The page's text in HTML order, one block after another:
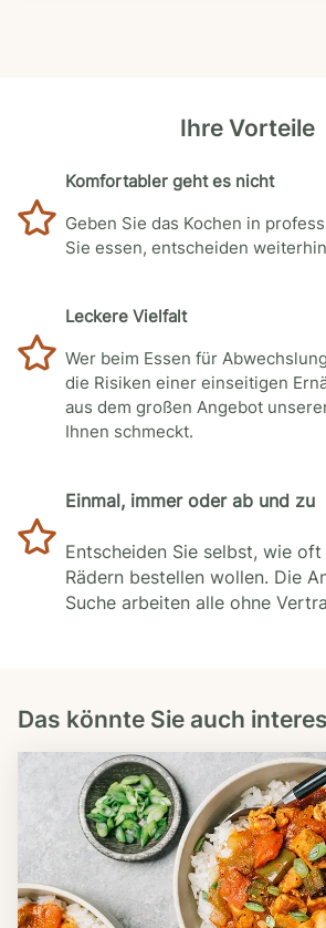
Ihre Vorteile
Komfortabler geht es nicht
Geben Sie das Kochen in
Sie essen, entscheiden
Leckere Vielfalt
Wer beim Essen für
die Risiken einer einseitigen
aus dem großen Angebot
Ihnen schmeckt.
Einmal, immer oder ab und zu
Entscheiden Sie selbst, wie oft
Rädern bestellen wollen. Die
Suche arbeiten alle ohne
Das könnte Sie auch